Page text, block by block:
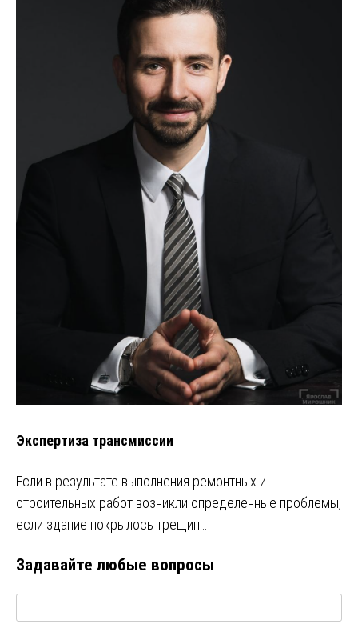
Экспертиза трансмиссии
Если в результате выполнения ремонтных и
строительных работ возникли определённые проблемы,
если здание покрылось трещин…
Задавайте любые вопросы